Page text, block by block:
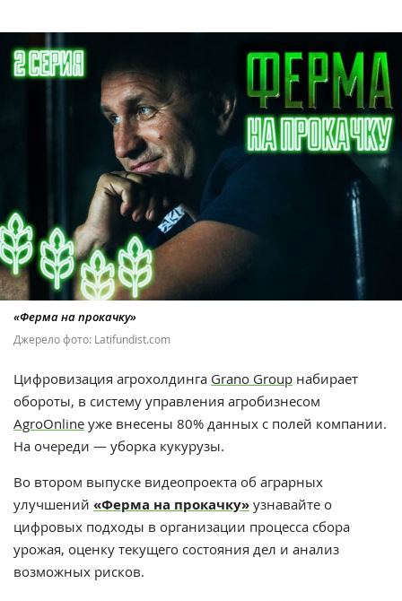
«Ферма на прокачку»
Джерело фото: Latifundist.com
Цифровизация агрохолдинга Grano Group набирает
обороты, в систему управления агробизнесом
AgroOnline уже внесены 80% данных с полей компании.
На очереди — уборка кукурузы.
Во втором выпуске видеопроекта об аграрных
улучшений «Ферма на прокачку» узнавайте о
цифровых подходы в организации процесса сбора
урожая, оценку текущего состояния дел и анализ
возможных рисков.